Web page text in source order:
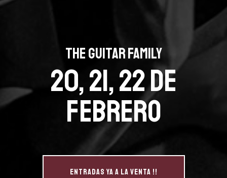
THE GUITAR FAMILY
20, 21, 22 de
Febrero
ENTRADAS YA A LA VENTA !!